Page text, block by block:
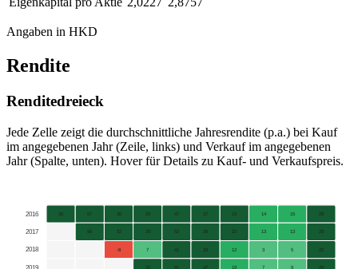
Angaben in HKD
Rendite
Renditedreieck
Jede Zelle zeigt die durchschnittliche Jahresrendite (p.a.) bei Kauf
im angegebenen Jahr (Zeile, links) und Verkauf im angegebenen
Jahr (Spalte, unten). Hover für Details zu Kauf- und Verkaufspreis.
2016
2017
2018
2019
26 57 30 29 47 37 23 14 15 28
96 32 29 52 39 22 13 13 28
-8 7 41 29 12 3 5 22
32 81 47 19 7 9 28